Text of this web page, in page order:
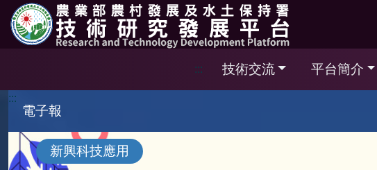
跳到主要內容區塊
::: 技術交流 平台簡介
:::
電子報
新興科技應用